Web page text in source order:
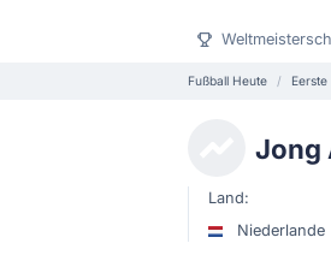
Fußball Heute Eerste
Jong
Land:
Niederlande